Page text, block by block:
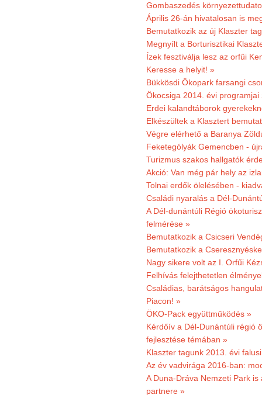
Gombaszedés
Április 26-án hivatalosan is
Bemutatkozik az új Klaszter
Megnyílt a Borturisztikai
Ízek fesztiválja lesz az orfűi
Keresse a helyit! »
Bükkösdi Ökopark farsangi
Ökocsiga 2014. évi programjai
Erdei kalandtáborok
Elkészültek a Klasztert
Végre elérhető a Baranya
Feketególyák Gemencben -
Turizmus szakos hallgatók
Akció: Van még pár hely az
Tolnai erdők ölelésében -
Családi nyaralás a Dél-
A Dél-dunántúli Régió
felmérése »
Bemutatkozik a Csicseri
Bemutatkozik a
Nagy sikere volt az I. Orfűi
Felhívás felejthetetlen
Családias, barátságos
Piacon! »
ÖKO-Pack együttműködés »
Kérdőív a Dél-Dunántúli régió
fejlesztése témában »
Klaszter tagunk 2013. évi
Az év vadvirága 2016-ban:
A Duna-Dráva Nemzeti Park
partnere »